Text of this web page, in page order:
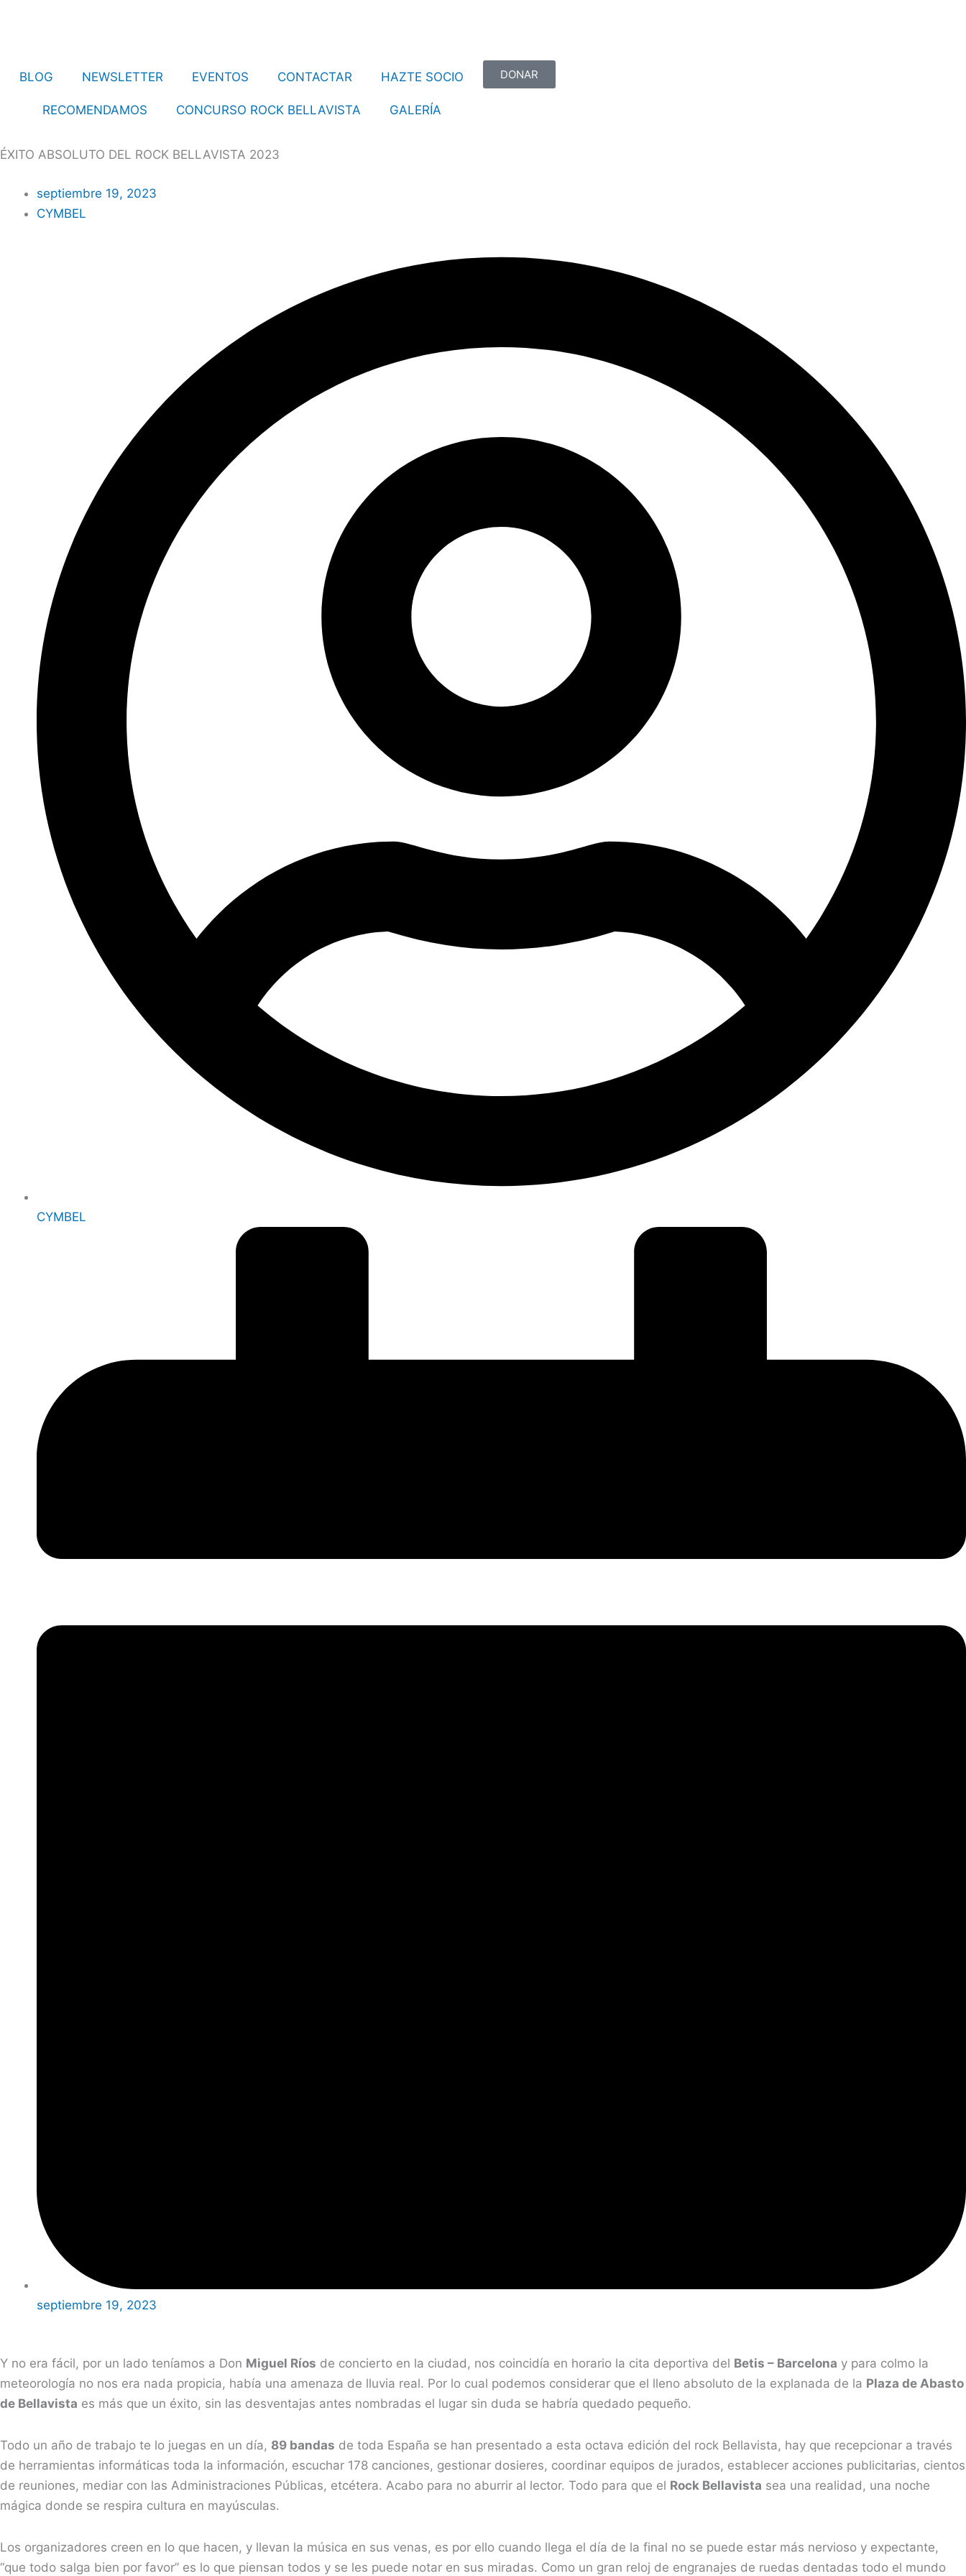
BLOG
NEWSLETTER EVENTOS CONTACTAR HAZTE SOCIO
RECOMENDAMOS CONCURSO ROCK BELLAVISTA GALERÍA
DONAR
ÉXITO ABSOLUTO DEL ROCK BELLAVISTA 2023
septiembre 19, 2023
CYMBEL
CYMBEL
septiembre 19, 2023
Y no era fácil, por un lado teníamos a Don Miguel Ríos de concierto en la ciudad, nos coincidía en horario la cita deportiva del Betis – Barcelona y para colmo la
meteorología no nos era nada propicia, había una amenaza de lluvia real. Por lo cual podemos considerar que el lleno absoluto de la explanada de la Plaza de Abasto
de Bellavista es más que un éxito, sin las desventajas antes nombradas el lugar sin duda se habría quedado pequeño.
Todo un año de trabajo te lo juegas en un día, 89 bandas de toda España se han presentado a esta octava edición del rock Bellavista, hay que recepcionar a través
de herramientas informáticas toda la información, escuchar 178 canciones, gestionar dosieres, coordinar equipos de jurados, establecer acciones publicitarias, cientos
de reuniones, mediar con las Administraciones Públicas, etcétera. Acabo para no aburrir al lector. Todo para que el Rock Bellavista sea una realidad, una noche
mágica donde se respira cultura en mayúsculas.
Los organizadores creen en lo que hacen, y llevan la música en sus venas, es por ello cuando llega el día de la final no se puede estar más nervioso y expectante,
“que todo salga bien por favor” es lo que piensan todos y se les puede notar en sus miradas. Como un gran reloj de engranajes de ruedas dentadas todo el mundo